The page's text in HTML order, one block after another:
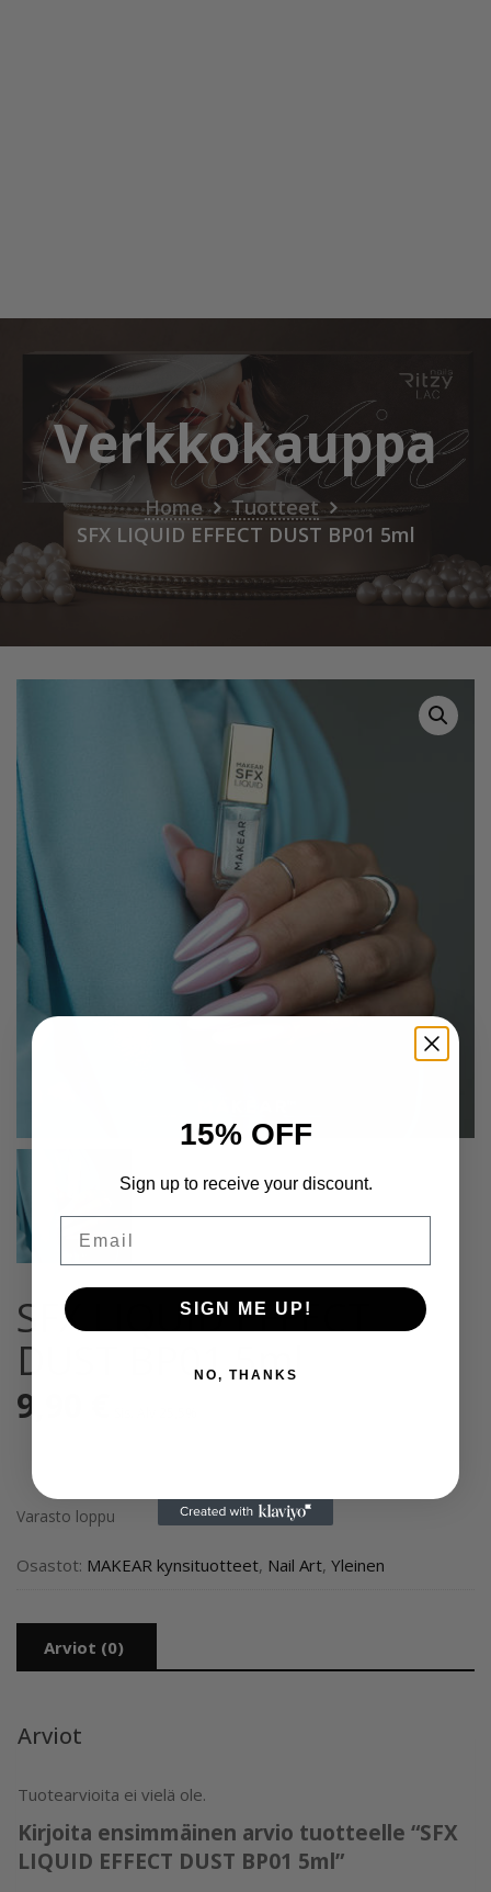
Verkkokauppa
Home
Tuotteet
SFX LIQUID EFFECT DUST BP01 5ml
SFX LIQUID EFFECT
DUST BP01 5ml
9,90
Varasto loppu
Osastot: MAKEAR kynsituotteet, Nail Art, Yleinen
Arviot (0)
Arviot
Tuotearvioita ei vielä ole.
Kirjoita ensimmäinen arvio tuotteelle “SFX
LIQUID EFFECT DUST BP01 5ml”
15% OFF
Sign up to receive your discount.
SIGN ME UP!
NO, THANKS